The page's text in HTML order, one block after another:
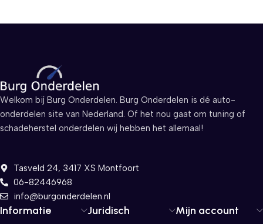
Informatie Juridisch Mijn account
Welkom bij Burg Onderdelen. Burg Onderdelen is dé auto-
onderdelen site van Nederland. Of het nou gaat om tuning of
schadeherstel onderdelen wij hebben het allemaal!
Tasveld 24, 3417 XS Montfoort
06-82446968
info@burgonderdelen.nl